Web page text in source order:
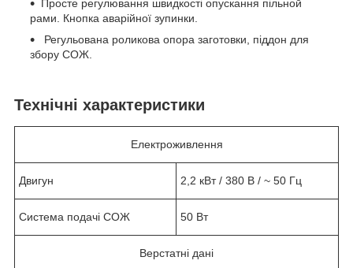
Просте регулювання швидкості опускання пільной
рами. Кнопка аварійної зупинки.
Регульована роликова опора заготовки, піддон для
збору СОЖ.
Технічні характеристики
Електроживлення
Двигун 2,2 кВт / 380 В / ~ 50 Гц
Система подачі СОЖ 50 Вт
Верстатні дані